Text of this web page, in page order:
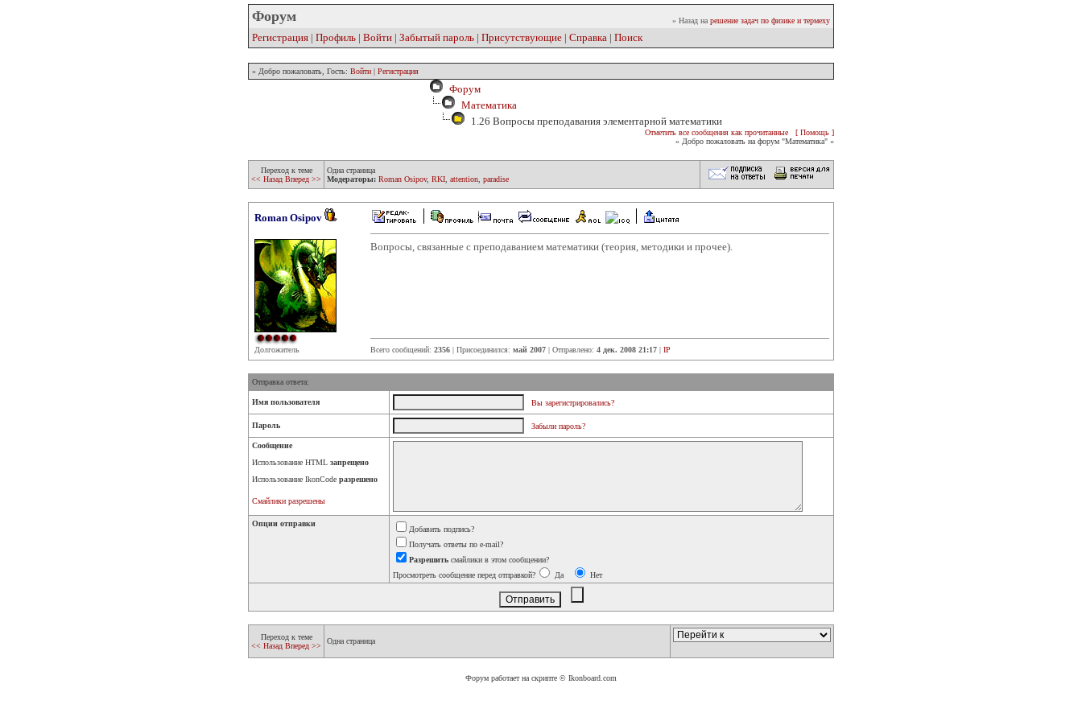
Форум » Назад на решение задач по физике и термеху
Регистрация | Профиль | Войти | Забытый пароль | Присутствующие | Справка | Поиск
» Добро пожаловать, Гость: Войти | Регистрация
Форум
Математика
1.26 Вопросы преподавания элементарной математики
Отметить все сообщения как прочитанные
[ Помощь ]
» Добро пожаловать на форум "Математика" «
Переход к теме
<< Назад Вперед >>
Одна страница
Модераторы: Roman Osipov, RKI attention paradise
Roman Osipov
Долгожитель
Вопросы, связанные с преподаванием математики (теория, методики и прочее).
Всего сообщений: 2356 | Присоединился: май 2007 | Отправлено: 4 дек. 2008 21:17 | IP
Отправка ответа:
Имя пользователя Вы зарегистрировались?
Пароль Забыли пароль?
Сообщение
Использование HTML запрещено
Использование IkonCode разрешено
Смайлики разрешены
Опции отправки
Добавить подпись?
Получать ответы по e-mail?
Разрешить смайлики в этом сообщении?
Просмотреть сообщение перед отправкой?
Да Нет
Переход к теме
<< Назад Вперед >>
Одна страница
Форум работает на скрипте © Ikonboard.com